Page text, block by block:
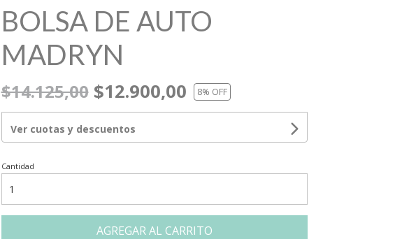
BOLSA DE AUTO
MADRYN
$14.125,00$12.900,00 8% OFF
Ver cuotas y descuentos
Cantidad
AGREGAR AL CARRITO